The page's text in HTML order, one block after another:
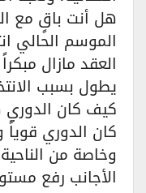
هل أنت باقٍ مع
الموسم الحالي
العقد مازال
يطول بسبب
كيف كان الدوري
كان الدوري قوياً
وخاصة من الناحية
الأجانب رفع